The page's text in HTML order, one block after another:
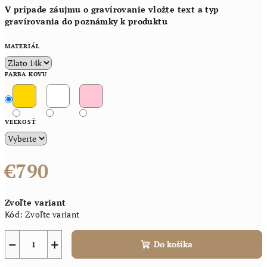
V prípade záujmu o gravírovanie vložte text a typ
gravírovania do poznámky k produktu
MATERIÁL
FARBA KOVU
VEĽKOSŤ
€790
cena:
Zvoľte variant
Kód: Zvoľte variant
+
− Do košíka